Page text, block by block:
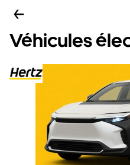
Véhicules